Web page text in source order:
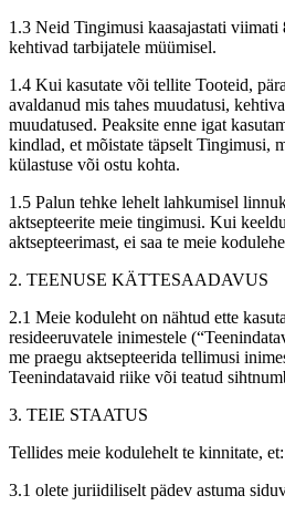
1.3 Neid Tingimusi kaasajastati viimati
kehtivad tarbijatele müümisel.
1.4 Kui kasutate või tellite Tooteid,
avaldanud mis tahes muudatusi,
muudatused. Peaksite enne igat
kindlad, et mõistate täpselt Tingimusi,
külastuse või ostu kohta.
1.5 Palun tehke lehelt lahkumisel
aktsepteerite meie tingimusi. Kui
aktsepteerimast, ei saa te meie
2. TEENUSE KÄTTESAADAVUS
2.1 Meie koduleht on nähtud ette
resideeruvatele inimestele
me praegu aktsepteerida tellimusi
Teenindatavaid riike või teatud
3. TEIE STAATUS
Tellides meie kodulehelt te kinnitate, et:
3.1 olete juriidiliselt pädev astuma